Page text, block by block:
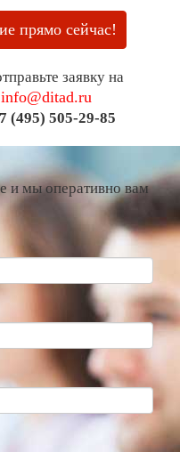
прямо сейчас!
заявку на
info@ditad.ru
(495) 505-29-85
и мы оперативно вам